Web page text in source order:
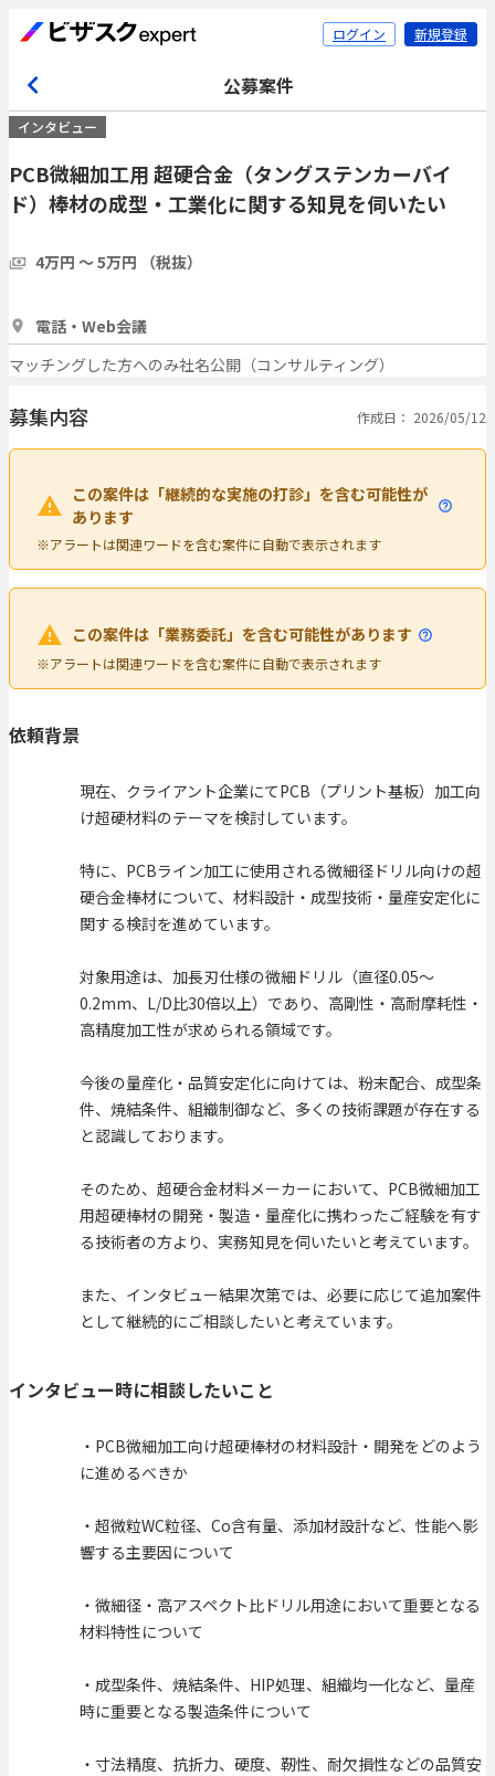
ログイン 新規登録
公募案件
インタビュー
PCB微細加工用 超硬合金（タングステンカーバイ
ド）棒材の成型・工業化に関する知見を伺いたい
4万円 〜 5万円 （税抜）
電話・Web会議
マッチングした方へのみ社名公開（コンサルティング）
募集内容 作成日： 2026/05/12
この案件は「継続的な実施の打診」を含む可能性が
あります
※アラートは関連ワードを含む案件に自動で表示されます
この案件は「業務委託」を含む可能性があります
※アラートは関連ワードを含む案件に自動で表示されます
依頼背景
現在、クライアント企業にてPCB（プリント基板）加工向
け超硬材料のテーマを検討しています。
特に、PCBライン加工に使用される微細径ドリル向けの超
硬合金棒材について、材料設計・成型技術・量産安定化に
関する検討を進めています。
対象用途は、加長刃仕様の微細ドリル（直径0.05〜
0.2mm、L/D比30倍以上）であり、高剛性・高耐摩耗性・
高精度加工性が求められる領域です。
今後の量産化・品質安定化に向けては、粉末配合、成型条
件、焼結条件、組織制御など、多くの技術課題が存在する
と認識しております。
そのため、超硬合金材料メーカーにおいて、PCB微細加工
用超硬棒材の開発・製造・量産化に携わったご経験を有す
る技術者の方より、実務知見を伺いたいと考えています。
また、インタビュー結果次第では、必要に応じて追加案件
として継続的にご相談したいと考えています。
インタビュー時に相談したいこと
・PCB微細加工向け超硬棒材の材料設計・開発をどのよう
に進めるべきか
・超微粒WC粒径、Co含有量、添加材設計など、性能へ影
響する主要因について
・微細径・高アスペクト比ドリル用途において重要となる
材料特性について
・成型条件、焼結条件、HIP処理、組織均一化など、量産
時に重要となる製造条件について
・寸法精度、抗折力、硬度、靭性、耐欠損性などの品質安